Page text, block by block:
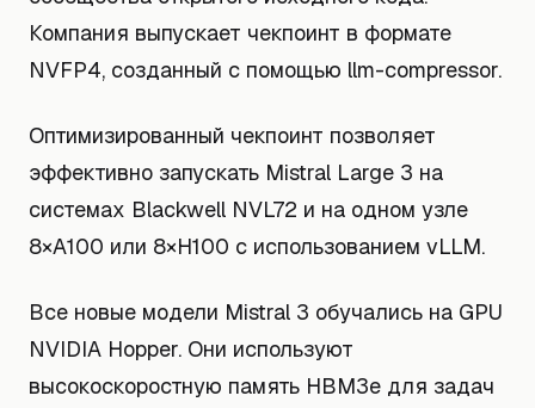
Компания выпускает чекпоинт в формате
NVFP4, созданный с помощью llm-compressor.
Оптимизированный чекпоинт позволяет
эффективно запускать Mistral Large 3 на
системах Blackwell NVL72 и на одном узле
8×A100 или 8×H100 с использованием vLLM.
Все новые модели Mistral 3 обучались на GPU
NVIDIA Hopper. Они используют
высокоскоростную память HBM3e для задач